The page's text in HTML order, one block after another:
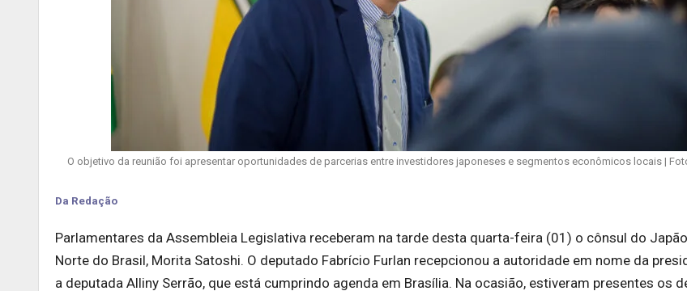
O objetivo da reunião foi apresentar oportunidades de parcerias entre investidores japoneses e segmentos econômicos locais |
Da Redação
Parlamentares da Assembleia Legislativa receberam na tarde desta quarta-feira (01) o cônsul do
Norte do Brasil, Morita Satoshi. O deputado Fabrício Furlan recepcionou a autoridade em nome da
a deputada Alliny Serrão, que está cumprindo agenda em Brasília. Na ocasião, estiveram presentes os